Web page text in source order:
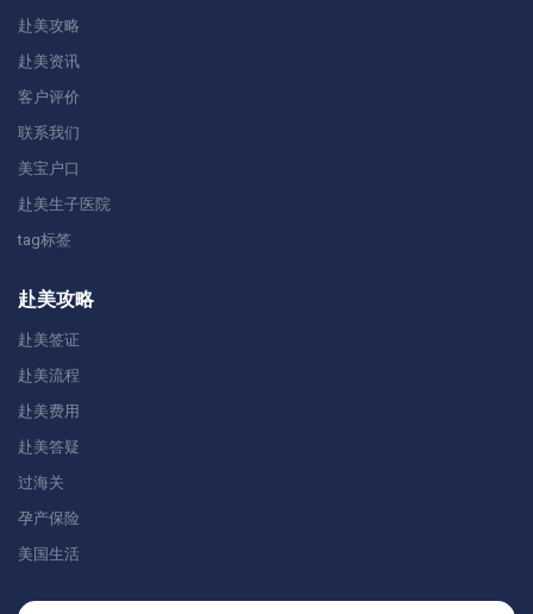
赴美攻略
赴美资讯
客户评价
联系我们
美宝户口
赴美生子医院
tag标签
赴美攻略
赴美签证
赴美流程
赴美费用
赴美答疑
过海关
孕产保险
美国生活